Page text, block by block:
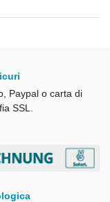
Paypal o carta di
SSL.